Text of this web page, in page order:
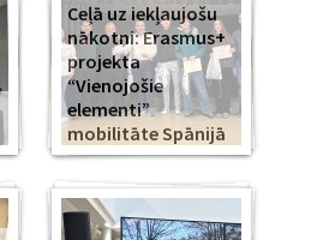
Ceļā uz iekļaujošu
nākotni: Erasmus+
projekta
“Vienojošie
elementi”
mobilitāte Spānijā